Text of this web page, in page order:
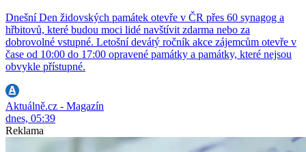
Dnešní Den židovských památek otevře v ČR přes 60 synagog a
hřbitovů, které budou moci lidé navštívit zdarma nebo za
dobrovolné vstupné. Letošní devátý ročník akce zájemcům otevře v
čase od 10:00 do 17:00 opravené památky a památky, které nejsou
obvykle přístupné.
Aktuálně.cz - Magazín
dnes, 05:39
Reklama